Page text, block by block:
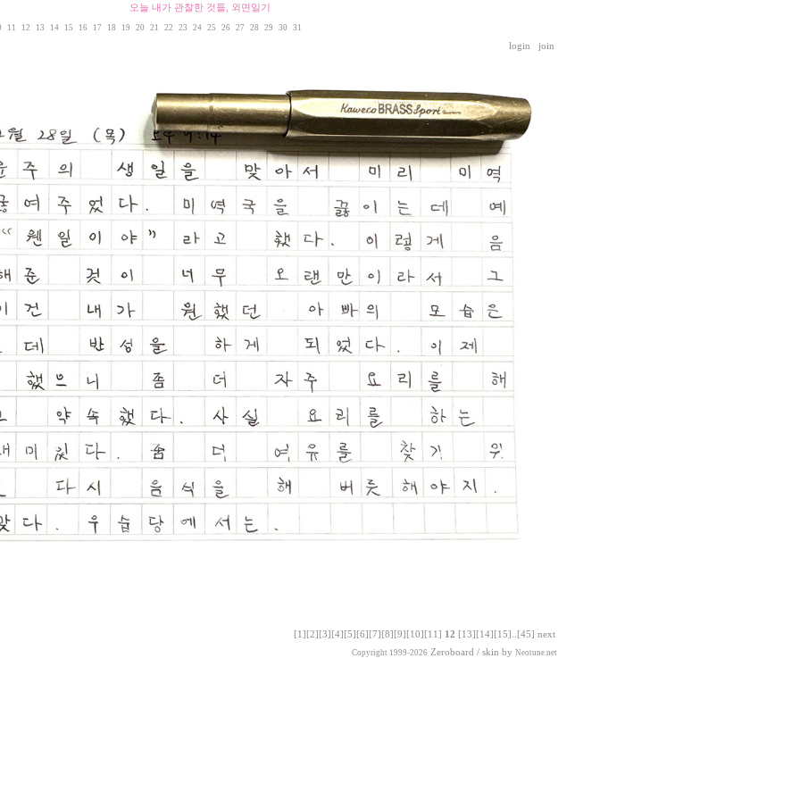
오늘 내가 관찰한 것들, 외면일기
11 12 13 14 15 16 17 18 19 20 21 22 23 24 25 26 27 28 29 30 31
login join
[1] [2] [3] [4] [5] [6] [7] [8] [9] [10] [11] 12 [13] [14] [15] [45] next
Copyright 1999-2026 Zeroboard / skin by Neotune.net